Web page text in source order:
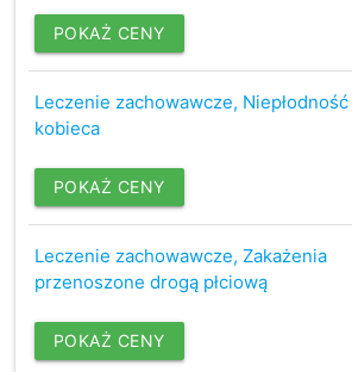
POKAŻ CENY
Leczenie zachowawcze, Niepłodność
kobieca
POKAŻ CENY
Leczenie zachowawcze, Zakażenia
przenoszone drogą płciową
POKAŻ CENY